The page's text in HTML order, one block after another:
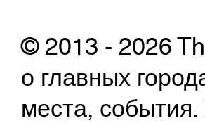
© 2013 - 2026
о главных
места,